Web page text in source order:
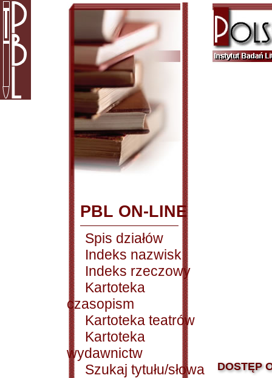
PBL ON-LINE
Spis działów
Indeks nazwisk
Indeks rzeczowy
Kartoteka
czasopism
Kartoteka teatrów
Kartoteka
wydawnictw
Szukaj tytułu/słowa
DOSTĘP